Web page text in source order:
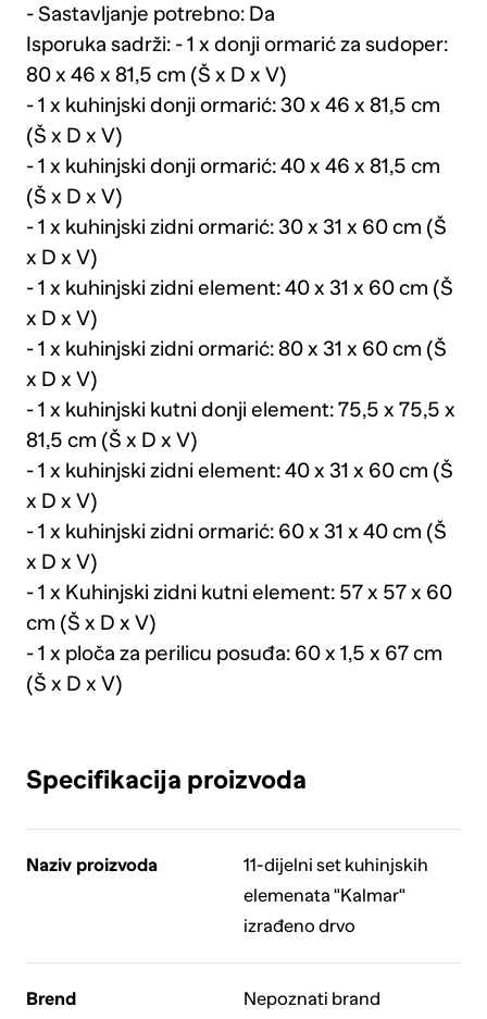
- Sastavljanje potrebno: Da
Isporuka sadrži: - 1 x donji ormarić za sudoper:
80 x 46 x 81,5 cm (Š x D x V)
- 1 x kuhinjski donji ormarić: 30 x 46 x 81,5 cm
(Š x D x V)
- 1 x kuhinjski donji ormarić: 40 x 46 x 81,5 cm
(Š x D x V)
- 1 x kuhinjski zidni ormarić: 30 x 31 x 60 cm (Š
x D x V)
- 1 x kuhinjski zidni element: 40 x 31 x 60 cm (Š
x D x V)
- 1 x kuhinjski zidni ormarić: 80 x 31 x 60 cm (Š
x D x V)
- 1 x kuhinjski kutni donji element: 75,5 x 75,5 x
81,5 cm (Š x D x V)
- 1 x kuhinjski zidni element: 40 x 31 x 60 cm (Š
x D x V)
- 1 x kuhinjski zidni ormarić: 60 x 31 x 40 cm (Š
x D x V)
- 1 x Kuhinjski zidni kutni element: 57 x 57 x 60
cm (Š x D x V)
- 1 x ploča za perilicu posuđa: 60 x 1,5 x 67 cm
(Š x D x V)
Specifikacija proizvoda
Naziv proizvoda
11-dijelni set kuhinjskih
elemenata "Kalmar"
izrađeno drvo
Brend Nepoznati brand